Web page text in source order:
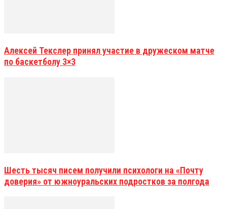
Алексей Текслер принял участие в дружеском матче
по баскетболу 3×3
Шесть тысяч писем получили психологи на «Почту
доверия» от южноуральских подростков за полгода